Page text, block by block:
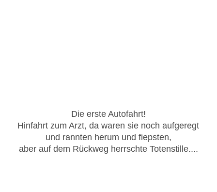
Die erste Autofahrt!
Hinfahrt zum Arzt, da waren sie noch aufgeregt
und rannten herum und fiepsten,
aber auf dem Rückweg herrschte Totenstille....